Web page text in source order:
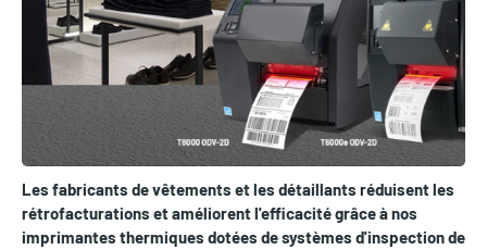
Les fabricants de vêtements et les détaillants réduisent les
rétrofacturations et améliorent l'efficacité grâce à nos
imprimantes thermiques dotées de systèmes d'inspection de